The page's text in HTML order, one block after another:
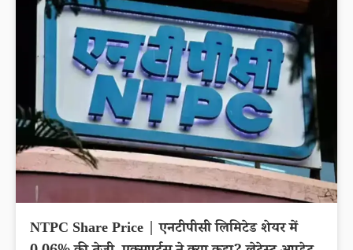
NTPC Share Price | एनटीपीसी लिमिटेड शेयर में